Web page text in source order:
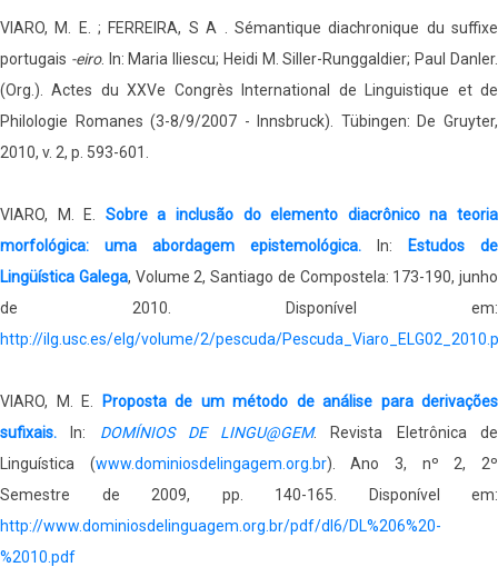
VIARO, M. E. ; FERREIRA, S A . Sémantique diachronique du suffixe
portugais -eiro. In: Maria Iliescu; Heidi M. Siller-Runggaldier; Paul Danler.
(Org.). Actes du XXVe Congrès International de Linguistique et de
Philologie Romanes (3-8/9/2007 - Innsbruck). Tübingen: De Gruyter,
2010, v. 2, p. 593-601.
VIARO, M. E. Sobre a inclusão do elemento diacrônico na teoria
morfológica: uma abordagem epistemológica. In:
Estudos de
Lingüística Galega, Volume 2, Santiago de Compostela: 173-190, junho
de 2010. Disponível em:
http://ilg.usc.es/elg/volume/2/pescuda/
VIARO, M. E.
Proposta de um método de análise para derivações
sufixais. In: DOMÍNIOS DE LINGU@GEM. Revista Eletrônica de
Linguística (www.dominiosdelingagem.org.br). Ano 3, nº 2, 2º
Semestre de 2009, pp. 140-165. Disponível em:
http://www.dominiosdelinguagem.org.br/pdf/dl6/DL%206%20-
%2010.pdf